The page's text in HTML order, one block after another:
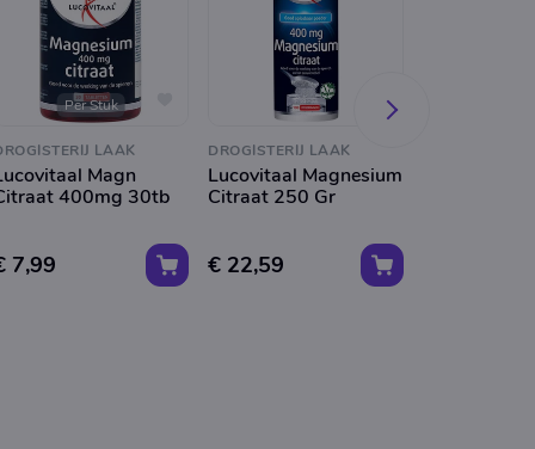
Per Stuk
LAAK
Magn
400mg 30tb
7,99
DROGISTERIJ LAAK
Lucovitaal Magnesium
Citraat 250 Gr
€ 22,59